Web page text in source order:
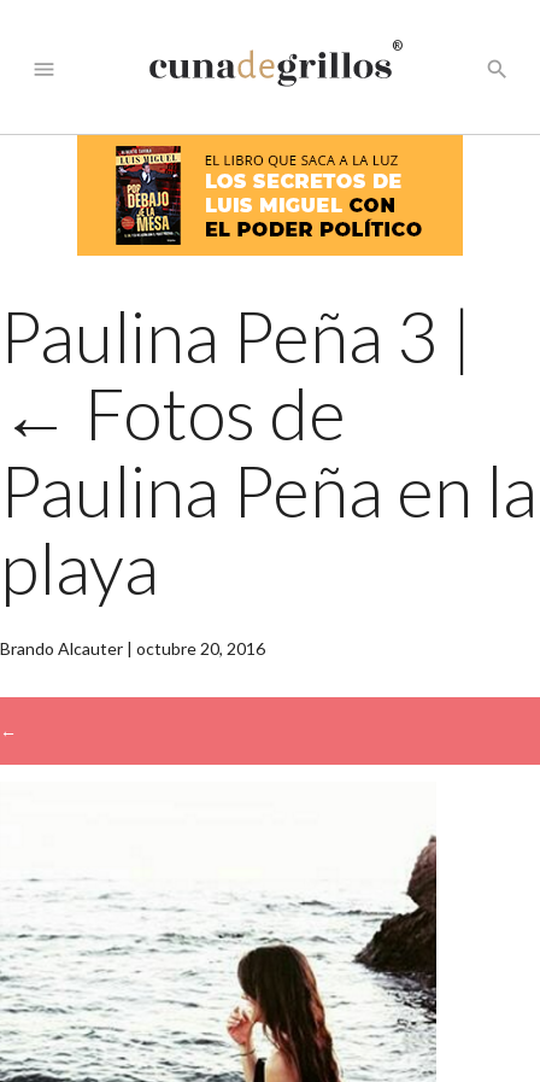
menu
®
search
Paulina Peña 3 |
← Fotos de
Paulina Peña en la
playa
Brando Alcauter | octubre 20, 2016
←